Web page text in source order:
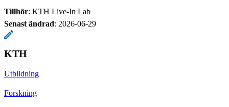
Tillhör: KTH Live-In Lab
Senast ändrad: 2026-06-29
KTH
Utbildning
Forskning